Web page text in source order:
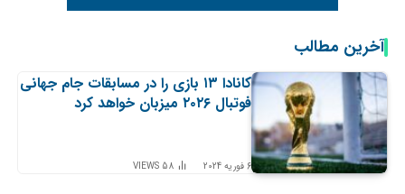
آخرین مطالب
کانادا ۱۳ بازی را در مسابقات جام جهانی
فوتبال ۲۰۲۶ میزبان خواهد کرد
6 فوریه 2024 58
VIEWS